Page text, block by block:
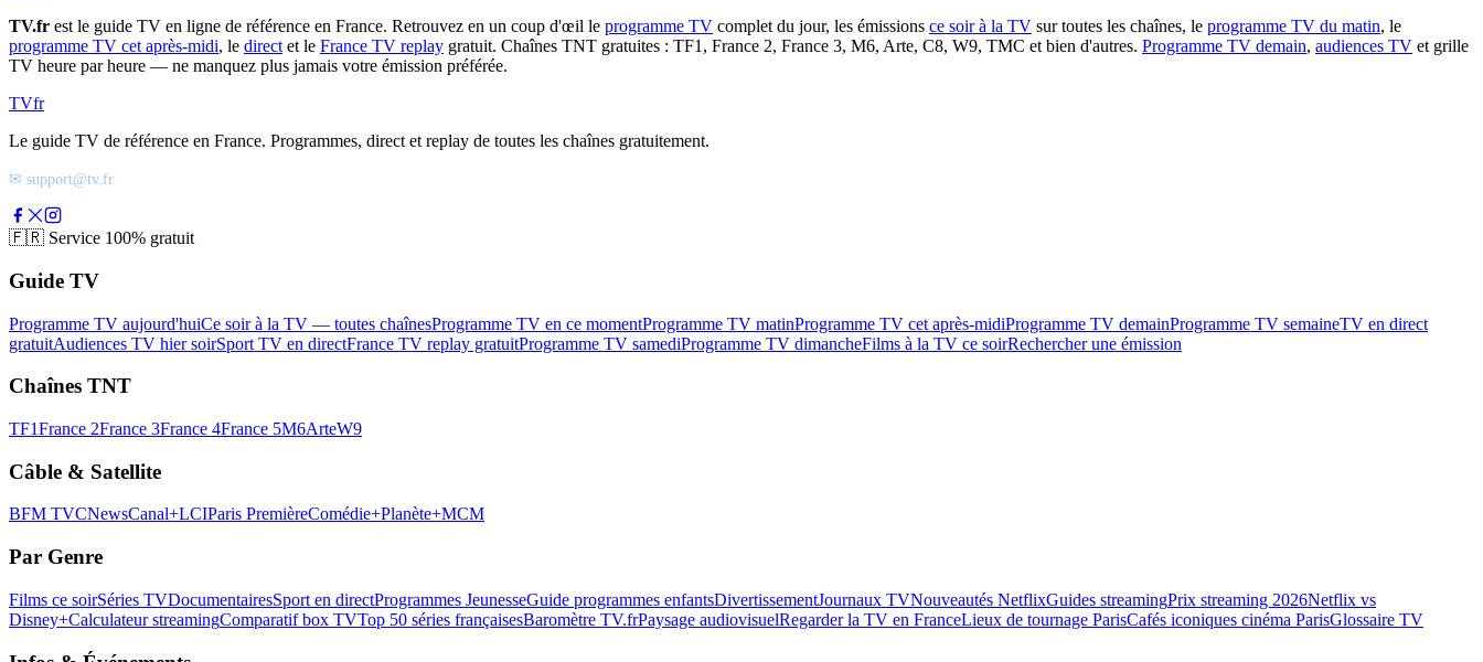
TV.fr est le guide TV en ligne de référence en France. Retrouvez en un coup d'œil le programme TV complet du jour, les émissions ce soir à la TV sur toutes les chaînes, le programme TV du matin, le
programme TV cet après-midi, le direct et le France TV replay gratuit. Chaînes TNT gratuites : TF1, France 2, France 3, M6, Arte, C8, W9, TMC et bien d'autres. Programme TV demain, audiences TV et grille
TV heure par heure — ne manquez plus jamais votre émission préférée.
TVfr
Le guide TV de référence en France. Programmes, direct et replay de toutes les chaînes gratuitement.
✉ support@tv.fr
🇫🇷 Service 100% gratuit
Guide TV
Programme TV aujourd'huiCe soir à la TV — toutes chaînesProgramme TV en ce momentProgramme TV matinProgramme TV cet après-midiProgramme TV demainProgramme TV semaineTV en direct
gratuitAudiences TV hier soirSport TV en directFrance TV replay gratuitProgramme TV samediProgramme TV dimancheFilms à la TV ce soirRechercher une émission
Chaînes TNT
TF1France 2France 3France 4France 5M6ArteW9
Câble & Satellite
BFM TVCNewsCanal+LCIParis PremièreComédie+Planète+MCM
Par Genre
Films ce soirSéries TVDocumentairesSport en directProgrammes JeunesseGuide programmes enfantsDivertissementJournaux TVNouveautés NetflixGuides streamingPrix streaming 2026Netflix vs
Disney+Calculateur streamingComparatif box TVTop 50 séries françaisesBaromètre TV.frPaysage audiovisuelRegarder la TV en FranceLieux de tournage ParisCafés iconiques cinéma ParisGlossaire TV